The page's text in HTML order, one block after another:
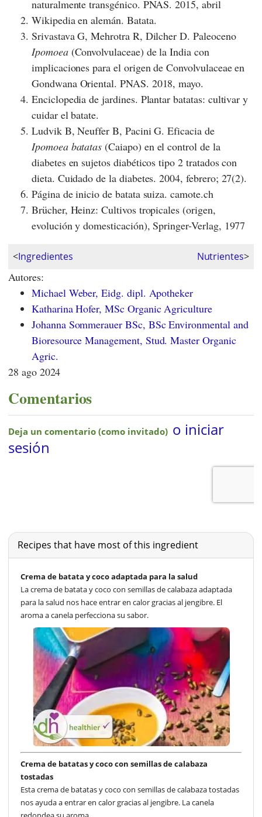
naturalmente transgénico. PNAS. 2015, abril
Wikipedia en alemán. Batata.
Srivastava G, Mehrotra R, Dilcher D. Paleoceno
Ipomoea(Convolvulaceae) de la India con
implicaciones para el origen de Convolvulaceae en
Gondwana Oriental. PNAS. 2018, mayo.
Enciclopedia de jardines. Plantar batatas: cultivar y
cuidar el batate.
Ludvik B, Neuffer B, Pacini G. Eficacia de
Ipomoea batatas (Caiapo) en el control de la
diabetes en sujetos diabéticos tipo 2 tratados con
dieta. Cuidado de la diabetes. 2004, febrero; 27(2).
Página de inicio de batata suiza. camote.ch
Brücher, Heinz: Cultivos tropicales (origen,
evolución y domesticación), Springer-Verlag, 1977
<Ingredientes Nutrientes>
Autores:
Michael Weber, Eidg. dipl. Apotheker
Katharina Hofer, MSc Organic Agriculture
Johanna Sommerauer BSc, BSc Environmental and
Bioresource Management, Stud. Master Organic
Agric.
28 ago 2024
Comentarios
Recipes that have most of this ingredient
Crema de batata y coco adaptada para la salud
La crema de batata y coco con semillas de calabaza adaptada
para la salud nos hace entrar en calor gracias al jengibre. El
aroma a canela perfecciona su sabor.
Crema de batatas y coco con semillas de calabaza
tostadas
Esta crema de batatas y coco con semillas de calabaza tostadas
nos ayuda a entrar en calor gracias al jengibre. La canela